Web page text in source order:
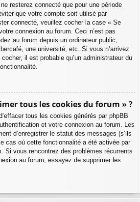
resterez connecté que pour une période
que votre compte soit utilisé par
connecté, veuillez cocher la case « Se
connexion au forum. Ceci n’est pas
au forum depuis un ordinateur public,
une université, etc. Si vous n’arrivez
il est probable qu’un administrateur du
tous les cookies du forum » ?
tous les cookies générés par phpBB
et votre connexion au forum. Les
d’enregistrer le statut des messages (s’ils
cas où cette fonctionnalité a été activée par
Si vous rencontrez des problèmes récurrents
au forum, essayez de supprimer les